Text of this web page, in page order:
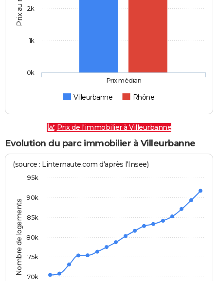
Prix au m2
Villeurbanne Rhône
Prix médian
0k
1k
2k
Prix de l'immobilier à Villeurbanne
Evolution du parc immobilier à Villeurbanne
Nombre de logements
(source : Linternaute.com d'après l'Insee)
70k
75k
80k
85k
90k
95k